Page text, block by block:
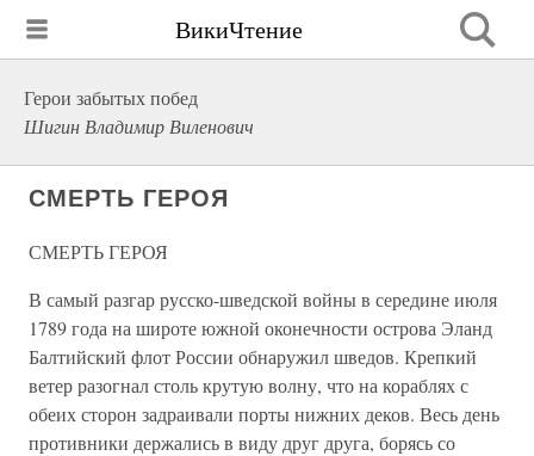
ВикиЧтение
Герои забытых побед
Шигин Владимир Виленович
СМЕРТЬ ГЕРОЯ
СМЕРТЬ ГЕРОЯ
В самый разгар русско-шведской войны в середине июля
1789 года на широте южной оконечности острова Эланд
Балтийский флот России обнаружил шведов. Крепкий
ветер разогнал столь крутую волну, что на кораблях с
обеих сторон задраивали порты нижних деков. Весь день
противники держались в виду друг друга, борясь со